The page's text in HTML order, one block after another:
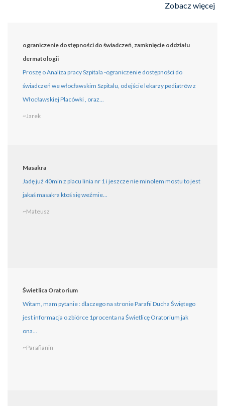
Zobacz więcej
ograniczenie dostępności do świadczeń, zamknięcie oddziału
dermatologii
Proszę o Analiza pracy Szpitala -ograniczenie dostępności do
świadczeń we włocławskim Szpitalu, odejście lekarzy pediatrów z
Włocławskiej Placówki , oraz...
~Jarek
Masakra
Jadę już 40min z placu linia nr 1 i jeszcze nie minolem mostu to jest
jakaś masakra ktoś się weźmie...
~Mateusz
Świetlica Oratorium
Witam, mam pytanie : dlaczego na stronie Parafii Ducha Świętego
jest informacja o zbiórce 1procenta na Świetlicę Oratorium jak
ona...
~Parafianin